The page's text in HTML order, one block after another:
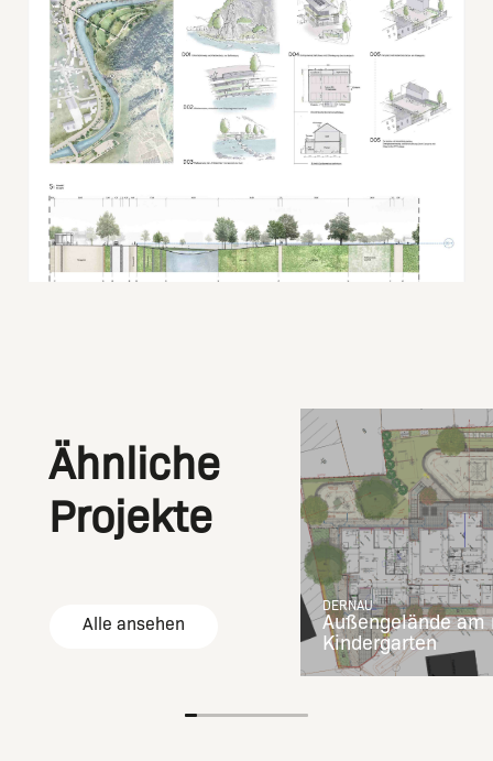
Ähnliche
Projekte
Alle ansehen
DERNAU
Außengelände am
Kindergarten